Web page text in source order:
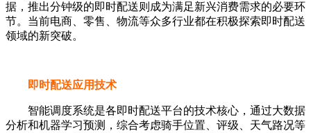
据，推出分钟级的即时配送则成为满足新兴消费需求的必要环
节。当前电商、零售、物流等众多行业都在积极探索即时配送
领域的新突破。
即时配送应用技术
智能调度系统是各即时配送平台的技术核心，通过大数据
分析和机器学习预测，综合考虑骑手位置、评级、天气路况等